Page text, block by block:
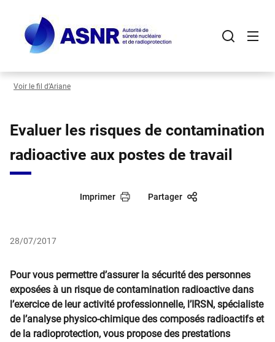
contenu
principal
Voir le fil d’Ariane
Evaluer les risques de contamination
radioactive aux postes de travail
Imprimer Partager
28/07/2017
Pour vous permettre d’assurer la sécurité des personnes
exposées à un risque de contamination radioactive dans
l’exercice de leur activité professionnelle, l’IRSN, spécialiste
de l’analyse physico-chimique des composés radioactifs et
de la radioprotection, vous propose des prestations